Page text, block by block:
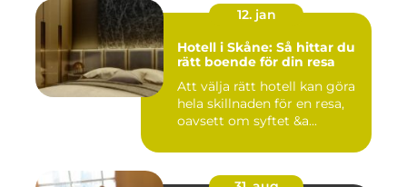
12. jan
Hotell i Skåne: Så hittar du
rätt boende för din resa
Att välja rätt hotell kan göra
hela skillnaden för en resa,
oavsett om syftet &a...